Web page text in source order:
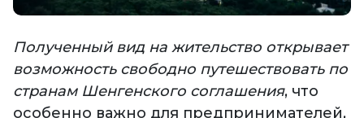
Полученный вид на жительство открывает
возможность свободно путешествовать по
странам Шенгенского соглашения, что
особенно важно для предпринимателей,